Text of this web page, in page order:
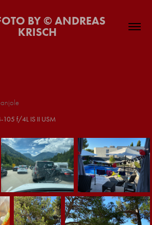
BY © ANDREAS
KRISCH
f/4L IS II USM